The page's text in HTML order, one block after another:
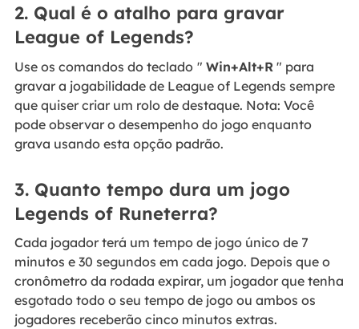
2. Qual é o atalho para gravar
League of Legends?
Use os comandos do teclado " Win+Alt+R " para
gravar a jogabilidade de League of Legends sempre
que quiser criar um rolo de destaque. Nota: Você
pode observar o desempenho do jogo enquanto
grava usando esta opção padrão.
3. Quanto tempo dura um jogo
Legends of Runeterra?
Cada jogador terá um tempo de jogo único de 7
minutos e 30 segundos em cada jogo. Depois que o
cronômetro da rodada expirar, um jogador que tenha
esgotado todo o seu tempo de jogo ou ambos os
jogadores receberão cinco minutos extras.